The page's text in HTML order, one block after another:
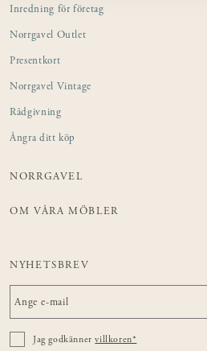
Inredning för företag
Norrgavel Outlet
Presentkort
Norrgavel Vintage
Rådgivning
Ångra ditt köp
NORRGAVEL
OM VÅRA MÖBLER
NYHETSBREV
Jag godkännervillkoren*